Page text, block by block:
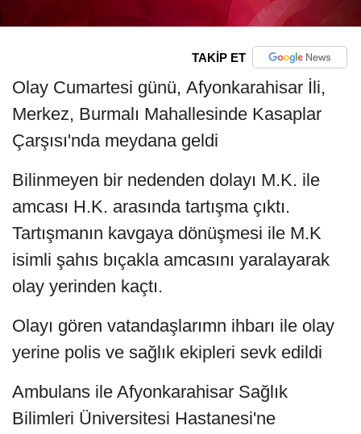
TAKİP ET
Olay Cumartesi günü, Afyonkarahisar İli,
Merkez, Burmalı Mahallesinde Kasaplar
Çarşısı'nda meydana geldi
Bilinmeyen bir nedenden dolayı M.K. ile
amcası H.K. arasında tartışma çıktı.
Tartışmanın kavgaya dönüşmesi ile M.K
isimli şahıs bıçakla amcasını yaralayarak
olay yerinden kaçtı.
Olayı gören vatandaşlarımn ihbarı ile olay
yerine polis ve sağlık ekipleri sevk edildi
Ambulans ile Afyonkarahisar Sağlık
Bilimleri Üniversitesi Hastanesi'ne